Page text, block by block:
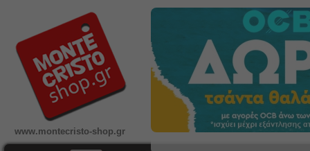
www.montecristo-shop.gr